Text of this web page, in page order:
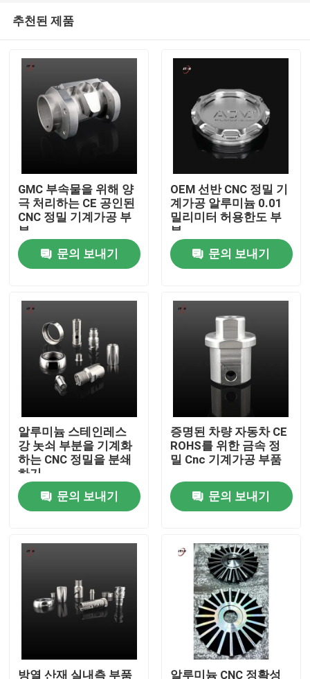
제품
비디오
공장 투어
품질 관리
저희와 연락
인용 을 요청 하십시오
Shop
추천된 제품
GMC 부속물을 위해 양
극 처리하는 CE 공인된
CNC 정밀 기계가공 부
분
문의 보내기
OEM 선반 CNC 정밀 기
계가공 알루미늄 0.01
밀리미터 허용한도 부
분
문의 보내기
알루미늄 스테인레스
강 놋쇠 부분을 기계화
하는 CNC 정밀을 분쇄
하기
문의 보내기
증명된 차량 자동차 CE
ROHS를 위한 금속 정
밀 Cnc 기계가공 부품
문의 보내기
방열 산재 실내측 부품 알루미늄 CNC 정확성